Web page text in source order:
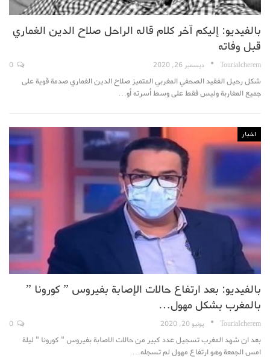
بالفيديو: إليكم آخر كلام قاله الراحل صلاح الدين الغماري
قبل وفاته
TouriaIcherem ديسمبر 26, 2020
شكل رحيل الفقيد الصحفي المغربي المتميز صلاح الدين الغماري صدمة قوية على
جميع المغاربة وليس فقط على وسط أسرته أو…
اخبار
بالفيديو: بعد ارتفاع حالات الإصابة بفيروس ” كورونا ”
بالمغرب بشكل مهول…
TouriaIcherem يونيو 20, 2020
بعد ان شهد المغرب تسجيل عدد كبير من حالات الاصابة بفيروس " كورونا " ليلة
امس الجمعة وهو ارتفاع مهول لم تسجله…